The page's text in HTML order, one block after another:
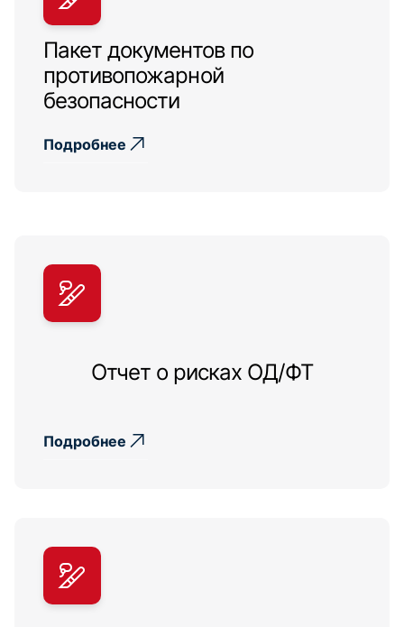
Пакет документов по
противопожарной
безопасности
Подробнее
Отчет о рисках ОД/ФТ
Подробнее